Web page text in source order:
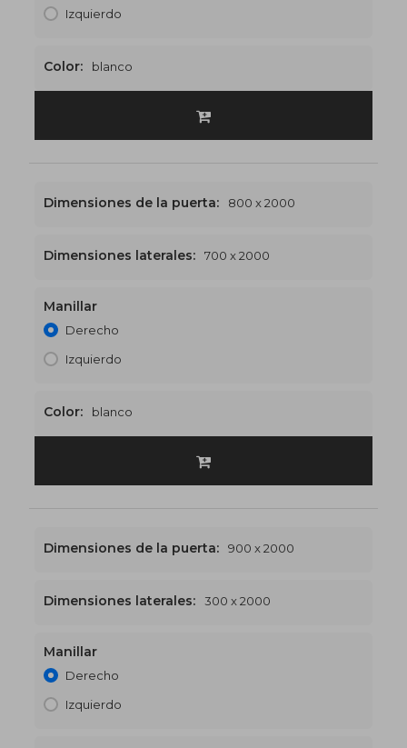
Izquierdo
Color: blanco
1500 x 2000
Dimensiones de la puerta: 800 x 2000
Dimensiones laterales: 700 x 2000
Manillar
Derecho
Izquierdo
Color: blanco
1200 x 2000
Dimensiones de la puerta: 900 x 2000
Dimensiones laterales: 300 x 2000
Manillar
Derecho
Izquierdo